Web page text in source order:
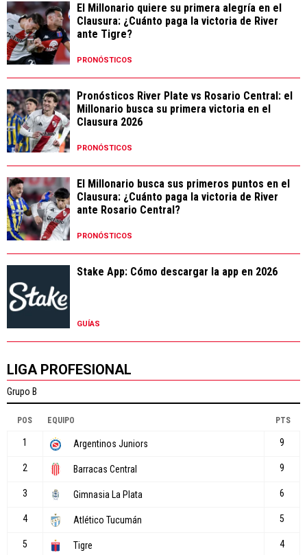
El Millonario quiere su primera alegría en el
Clausura: ¿Cuánto paga la victoria de River
ante Tigre?
PRONÓSTICOS
Pronósticos River Plate vs Rosario Central: el
Millonario busca su primera victoria en el
Clausura 2026
PRONÓSTICOS
El Millonario busca sus primeros puntos en el
Clausura: ¿Cuánto paga la victoria de River
ante Rosario Central?
PRONÓSTICOS
Stake App: Cómo descargar la app en 2026
GUÍAS
LIGA PROFESIONAL